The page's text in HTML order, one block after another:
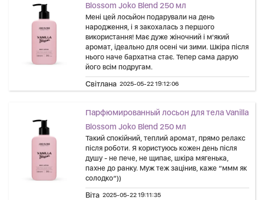
Blossom Joko Blend 250 мл
Мені цей лосьйон подарували на день
народження, і я закохалась з першого
використання! Має дуже жіночний і м'який
аромат, ідеально для осені чи зими. Шкіра після
нього наче бархатна стає. Тепер сама дарую
його всім подругам.
Світлана 2025-05-22 19:12:06
Парфюмированный лосьон для тела Vanilla
Blossom Joko Blend 250 мл
Такий спокійний, теплий аромат, прямо релакс
після роботи. Я користуюсь кожен день після
душу - не пече, не щипає, шкіра мягенька,
пахне до ранку. Муж теж зацінив, каже “ммм як
солодко”))
Віта 2025-05-22 19:11:35